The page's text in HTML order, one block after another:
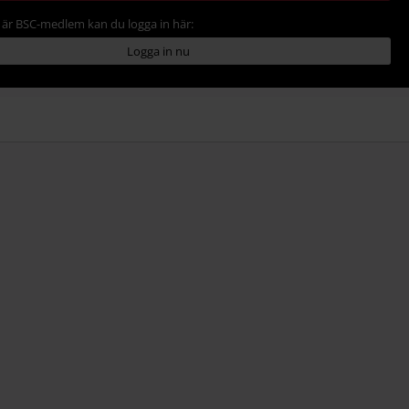
BSC-medlem kan du logga in här:
Logga in nu